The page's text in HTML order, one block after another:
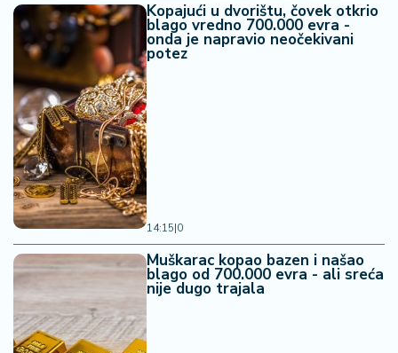
Kopajući u dvorištu, čovek otkrio
blago vredno 700.000 evra -
onda je napravio neočekivani
potez
14:15|0
Muškarac kopao bazen i našao
blago od 700.000 evra - ali sreća
nije dugo trajala